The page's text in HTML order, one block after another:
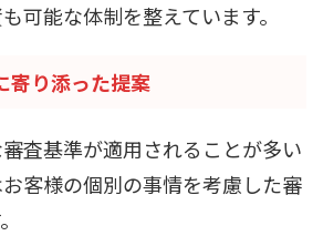
可能な体制を整えています。
寄り添った提案
査基準が適用されることが多い
客様の個別の事情を考慮した審